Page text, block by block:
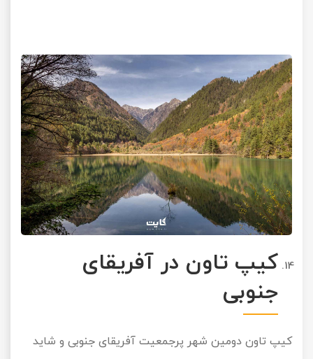
کیپ تاون در آفریقای
جنوبی
کیپ تاون دومین شهر پرجمعیت آفریقای جنوبی و شاید